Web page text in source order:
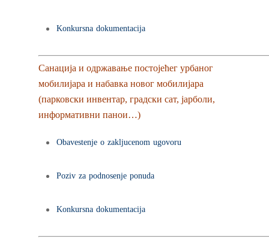
Konkursna dokumentacija
Санација и одржавање постојећег урбаног
мобилијара и набавка новог мобилијара
(парковски инвентар, градски сат, јарболи,
информативни панои…)
Obavestenje o zakljucenom ugovoru
Poziv za podnosenje ponuda
Konkursna dokumentacija